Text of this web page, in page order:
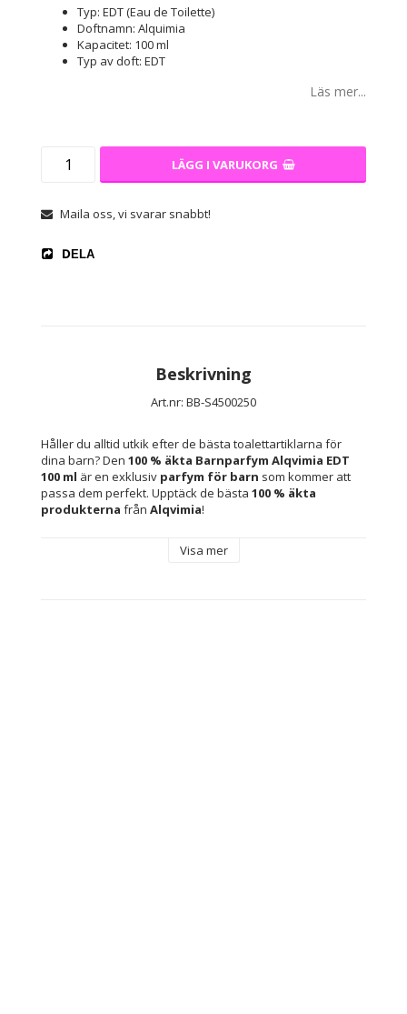
Typ: EDT (Eau de Toilette)
Doftnamn: Alquimia
Kapacitet: 100 ml
Typ av doft: EDT
Läs mer...
LÄGG I VARUKORG
Maila oss, vi svarar snabbt!
DELA
Beskrivning
Art.nr: BB-S4500250
Håller du alltid utkik efter de bästa toalettartiklarna för
dina barn? Den 100 % äkta Barnparfym Alqvimia EDT
100 ml är en exklusiv parfym för barn som kommer att
passa dem perfekt. Upptäck de bästa 100 % äkta
produkterna från Alqvimia!
Visa mer